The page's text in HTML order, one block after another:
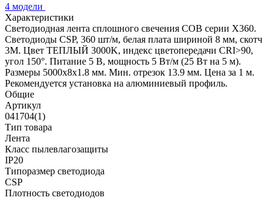
4 модели
Характеристики
Светодиодная лента сплошного свечения COB серии X360.
Светодиоды CSP, 360 шт/м, белая плата шириной 8 мм, скотч
3M. Цвет ТЕПЛЫЙ 3000K, индекс цветопередачи CRI>90,
угол 150°. Питание 5 В, мощность 5 Вт/м (25 Вт на 5 м).
Размеры 5000х8х1.8 мм. Мин. отрезок 13.9 мм. Цена за 1 м.
Рекомендуется установка на алюминиевый профиль.
Общие
Артикул
041704(1)
Тип товара
Лента
Класс пылевлагозащиты
IP20
Типоразмер светодиода
CSP
Плотность светодиодов